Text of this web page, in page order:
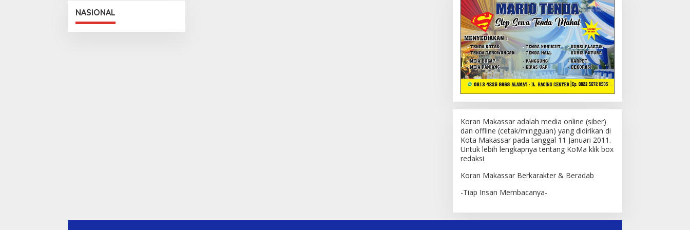
NASIONAL
Koran Makassar adalah media online (siber)
dan offline (cetak/mingguan) yang didirikan di
Kota Makassar pada tanggal 11 Januari 2011.
Untuk lebih lengkapnya tentang KoMa klik box
redaksi
Koran Makassar Berkarakter & Beradab
-Tiap Insan Membacanya-